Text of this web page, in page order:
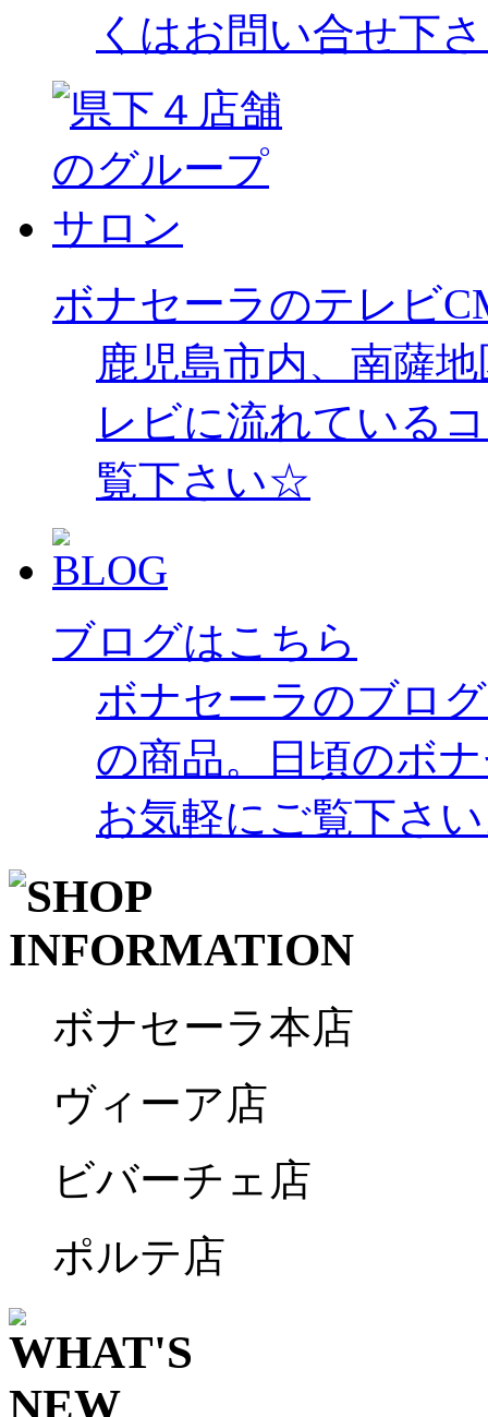
くはお問い合せ下
ボナセーラのテレビ
鹿児島市内、南薩
レビに流れている
覧下さい☆
ブログはこちら
ボナセーラのブロ
の商品。日頃のボ
お気軽にご覧下さ
ボナセーラ本店
ヴィーア店
ビバーチェ店
ポルテ店